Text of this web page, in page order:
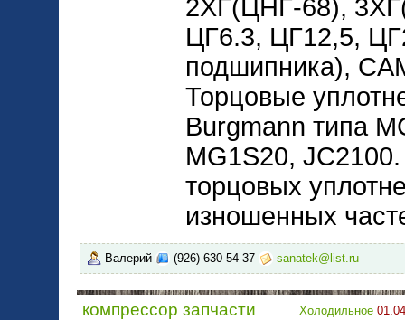
2ХГ(ЦНГ-68),
ЦГ6.3, ЦГ12,5,
подшипника),
Торцовые
Burgmann типа
MG1S20,
торцовых
изношенных
Валерий (926) 630-54-37 sanatek@list.ru
компрессор запчасти Холодильное